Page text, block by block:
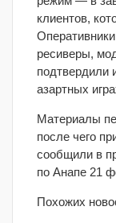
клиентов,
ресиверы,
подтвердили
азартных
Материалы
после чего
сообщили в
по Анапе 21
Похожих